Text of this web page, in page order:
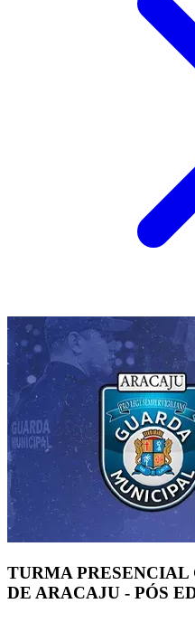
TURMA
DE ARACAJU - PÓS